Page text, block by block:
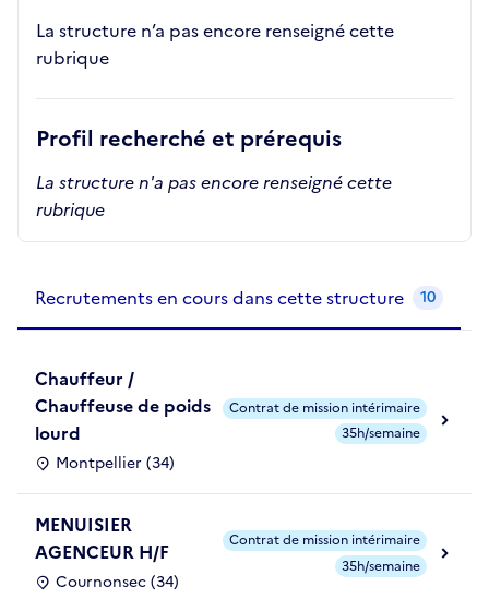
La structure n’a pas encore renseigné cette
rubrique
Profil recherché et prérequis
La structure n'a pas encore renseigné cette
rubrique
Recrutements en cours dans cette structure 10
Chauffeur /
Chauffeuse de poids
lourd
Montpellier (34)
Contrat de mission intérimaire
35h/semaine
MENUISIER
AGENCEUR H/F
Cournonsec (34)
Contrat de mission intérimaire
35h/semaine